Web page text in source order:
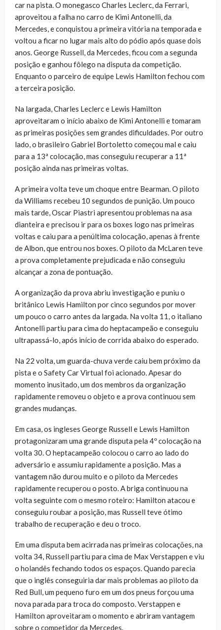
car na pista. O monegasco Charles Leclerc, da Ferrari,
aproveitou a falha no carro de Kimi Antonelli, da
Mercedes, e conquistou a primeira vitória na temporada e
voltou a ficar no lugar mais alto do pódio após quase dois
anos. George Russell, da Mercedes, ficou com a segunda
posição e ganhou fôlego na disputa da competição.
Enquanto o parceiro de equipe Lewis Hamilton fechou com
a terceira posição.
Na largada, Charles Leclerc e Lewis Hamilton
aproveitaram o início abaixo de Kimi Antonelli e tomaram
as primeiras posições sem grandes dificuldades. Por outro
lado, o brasileiro Gabriel Bortoletto começou mal e caiu
para a 13ª colocação, mas conseguiu recuperar a 11ª
posição ainda nas primeiras voltas.
A primeira volta teve um choque entre Bearman. O piloto
da Williams recebeu 10 segundos de punição. Um pouco
mais tarde, Oscar Piastri apresentou problemas na asa
dianteira e precisou ir para os boxes logo nas primeiras
voltas e caiu para a penúltima colocação, apenas à frente
de Albon, que entrou nos boxes. O piloto da McLaren teve
a prova completamente prejudicada e não conseguiu
alcançar a zona de pontuação.
A organização da prova abriu investigação e puniu o
britânico Lewis Hamilton por cinco segundos por mover
um pouco o carro antes da largada. Na volta 11, o italiano
Antonelli partiu para cima do heptacampeão e conseguiu
ultrapassá-lo, após início de corrida abaixo do esperado.
Na 22 volta, um guarda-chuva verde caiu bem próximo da
pista e o Safety Car Virtual foi acionado. Apesar do
momento inusitado, um dos membros da organização
rapidamente removeu o objeto e a prova continuou sem
grandes mudanças.
Em casa, os ingleses George Russell e Lewis Hamilton
protagonizaram uma grande disputa pela 4º colocação na
volta 30. O heptacampeão colocou o carro ao lado do
adversário e assumiu rapidamente a posição. Mas a
vantagem não durou muito e o piloto da Mercedes
rapidamente recuperou o posto. A briga continuou na
volta seguinte com o mesmo roteiro: Hamilton atacou e
conseguiu roubar a posição, mas Russell teve ótimo
trabalho de recuperação e deu o troco.
Em uma disputa bem acirrada nas primeiras colocações, na
volta 34, Russell partiu para cima de Max Verstappen e viu
o holandês fechando todos os espaços. Quando parecia
que o inglês conseguiria dar mais problemas ao piloto da
Red Bull, um pequeno furo em um dos pneus forçou uma
nova parada para troca do composto. Verstappen e
Hamilton aproveitaram o momento e abriram vantagem
sobre o competidor da Mercedes.